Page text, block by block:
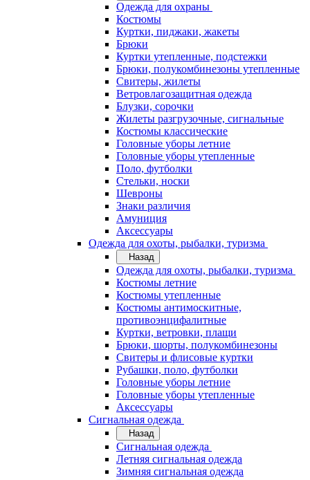
Одежда для охраны
Костюмы
Куртки, пиджаки, жакеты
Брюки
Куртки утепленные, подстежки
Брюки, полукомбинезоны утепленные
Свитеры, жилеты
Ветровлагозащитная одежда
Блузки, сорочки
Жилеты разгрузочные, сигнальные
Костюмы классические
Головные уборы летние
Головные уборы утепленные
Поло, футболки
Стельки, носки
Шевроны
Знаки различия
Амуниция
Аксессуары
Одежда для охоты, рыбалки, туризма
Назад
Одежда для охоты, рыбалки, туризма
Костюмы летние
Костюмы утепленные
Костюмы антимоскитные,
противоэнцифалитные
Куртки, ветровки, плащи
Брюки, шорты, полукомбинезоны
Свитеры и флисовые куртки
Рубашки, поло, футболки
Головные уборы летние
Головные уборы утепленные
Аксессуары
Сигнальная одежда
Назад
Сигнальная одежда
Летняя сигнальная одежда
Зимняя сигнальная одежда